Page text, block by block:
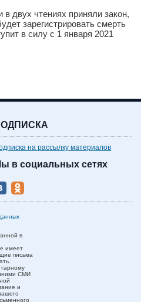
двух чтениях приняли закон,
зарегистрировать смерть
в силу с 1 января 2021
на рассылку материалов
в социальных сетях
в
имеет
письма
СМИ
и